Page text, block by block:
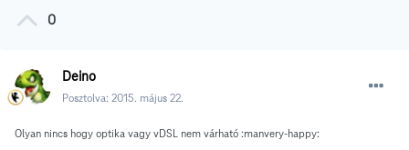
0
Deino
Posztolva: 2015. május 22.
Olyan nincs hogy optika vagy vDSL nem várható :manvery-happy: